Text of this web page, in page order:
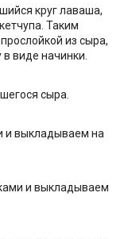
круг лаваша,
Таким
из сыра,
виде начинки.
сыра.
и выкладываем на
и выкладываем